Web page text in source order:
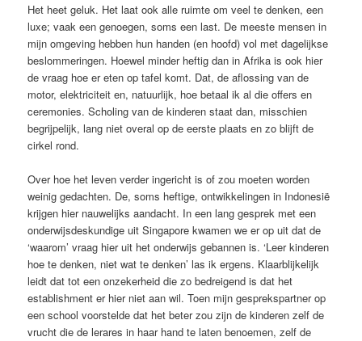
Het heet geluk. Het laat ook alle ruimte om veel te denken, een
luxe; vaak een genoegen, soms een last. De meeste mensen in
mijn omgeving hebben hun handen (en hoofd) vol met dagelijkse
beslommeringen. Hoewel minder heftig dan in Afrika is ook hier
de vraag hoe er eten op tafel komt. Dat, de aflossing van de
motor, elektriciteit en, natuurlijk, hoe betaal ik al die offers en
ceremonies. Scholing van de kinderen staat dan, misschien
begrijpelijk, lang niet overal op de eerste plaats en zo blijft de
cirkel rond.
Over hoe het leven verder ingericht is of zou moeten worden
weinig gedachten. De, soms heftige, ontwikkelingen in Indonesië
krijgen hier nauwelijks aandacht. In een lang gesprek met een
onderwijsdeskundige uit Singapore kwamen we er op uit dat de
‘waarom’ vraag hier uit het onderwijs gebannen is. ‘Leer kinderen
hoe te denken, niet wat te denken’ las ik ergens. Klaarblijkelijk
leidt dat tot een onzekerheid die zo bedreigend is dat het
establishment er hier niet aan wil. Toen mijn gesprekspartner op
een school voorstelde dat het beter zou zijn de kinderen zelf de
vrucht die de lerares in haar hand te laten benoemen, zelf de